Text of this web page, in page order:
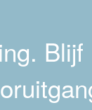
Blijf